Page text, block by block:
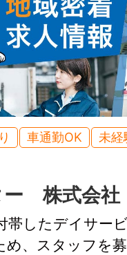
車通勤OK 未経
ー 株式会社
帯したデイサー
、スタッフ